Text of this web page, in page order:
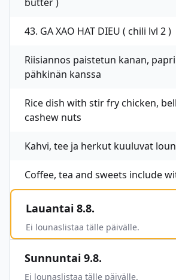
43. GA XAO HAT DIEU ( chili lvl 2 )
Riisiannos paistetun kanan,
pähkinän kanssa
Rice dish with stir fry chicken,
cashew nuts
Kahvi, tee ja herkut kuuluvat
Coffee, tea and sweets include
Lauantai 8.8.
Ei lounaslistaa tälle päivälle.
Sunnuntai 9.8.
Ei lounaslistaa tälle päivälle.